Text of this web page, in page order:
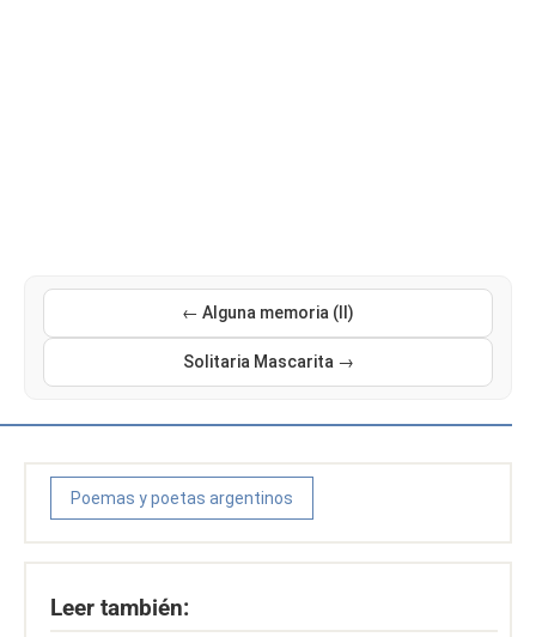
← Alguna memoria (II)
Solitaria Mascarita →
Poemas y poetas argentinos
Leer también: